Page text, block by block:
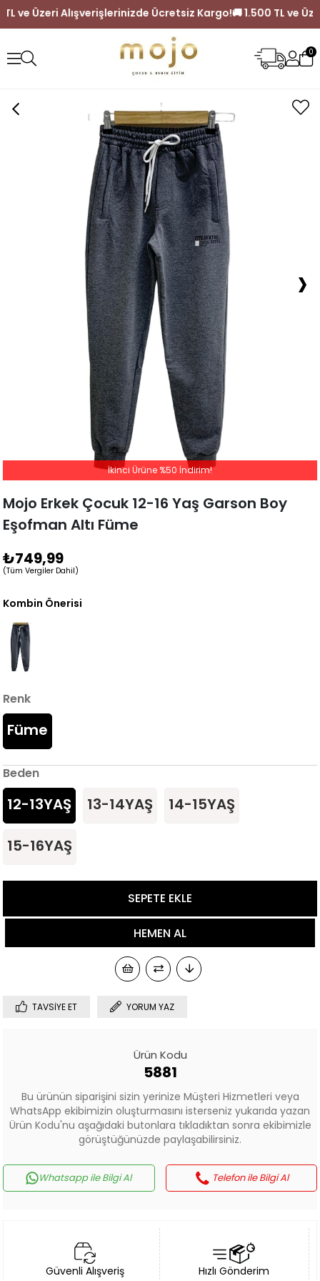
TL ve Üzeri Alışverişlerinizde Ücretsiz Kargo!🚚 1.500 TL
0
›
Mojo Erkek Çocuk 12-16 Yaş Garson Boy
Eşofman Altı Füme
₺749,99
(Tüm Vergiler Dahil)
İkinci Ürüne %50 İndirim!
Kombin Önerisi
Renk
Füme
Beden
12-13YAŞ 13-14YAŞ 14-15YAŞ
15-16YAŞ
TAVSIYE ET YORUM YAZ
Ürün Kodu
5881
Bu ürünün siparişini sizin yerinize Müşteri Hizmetleri veya
WhatsApp ekibimizin oluşturmasını isterseniz yukarıda yazan
Ürün Kodu'nu aşağıdaki butonlara tıkladıktan sonra ekibimizle
görüştüğünüzde paylaşabilirsiniz.
Whatsapp ile Bilgi Al Telefon ile Bilgi Al
Güvenli Alışveriş Hızlı Gönderim